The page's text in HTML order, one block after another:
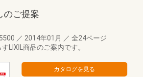
のご提案
／ 2014年01月 ／ 全24ページ
LIXIL商品のご案内です。